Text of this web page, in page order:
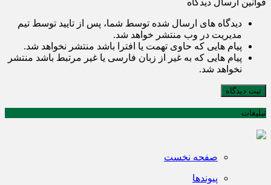
دیدگاه های ارسال شده توسط شما، پس از تایید توسط تیم
مدیریت در وب منتشر خواهد شد.
پیام هایی که حاوی تهمت یا افترا باشد منتشر نخواهد شد.
پیام هایی که به غیر از زبان فارسی یا غیر مرتبط باشد منتشر
نخواهد شد.
ثبت دیدگاه
تبلیغات
صفحه نخست
پیوندها